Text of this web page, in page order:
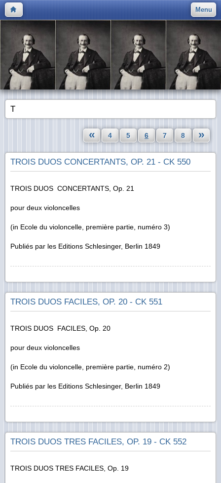
Menu
T
« 4 5 6 7 8 »
TROIS DUOS CONCERTANTS, OP. 21 - CK 550
TROIS DUOS CONCERTANTS, Op. 21
pour deux violoncelles
(in Ecole du violoncelle, première partie, numéro 3)
Publiés par les Editions Schlesinger, Berlin 1849
TROIS DUOS FACILES, OP. 20 - CK 551
TROIS DUOS FACILES, Op. 20
pour deux violoncelles
(in Ecole du violoncelle, première partie, numéro 2)
Publiés par les Editions Schlesinger, Berlin 1849
TROIS DUOS TRES FACILES, OP. 19 - CK 552
TROIS DUOS TRES FACILES, Op. 19